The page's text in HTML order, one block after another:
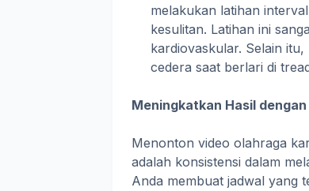
melakukan latihan
kesulitan. Latihan ini
kardiovaskular. Selain
cedera saat berlari di
Meningkatkan Hasil
Menonton video olahraga
adalah konsistensi dalam
Anda membuat jadwal yang